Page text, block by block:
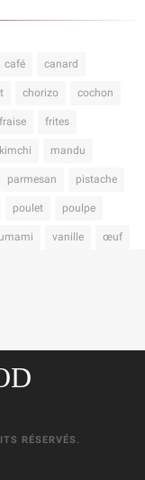
café canard
chorizo cochon
fraise frites
kimchi mandu
parmesan pistache
poulet poulpe
umami vanille œuf
RÉSERVÉS.